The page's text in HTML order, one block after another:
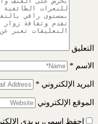
التعليق
الاسم *
البريد الإلكتروني *
الموقع الإلكتروني
احفظ اسمي، بريدي